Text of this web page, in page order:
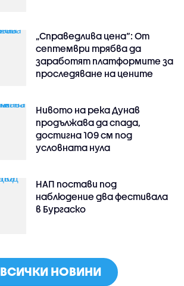
„Справедлива цена“: От
септември трябва да
заработят платформите за
проследяване на цените
Нивото на река Дунав
продължава да спада,
достигна 109 см под
условната нула
НАП постави под
наблюдение два фестивала
в Бургаско
ВСИЧКИ НОВИНИ